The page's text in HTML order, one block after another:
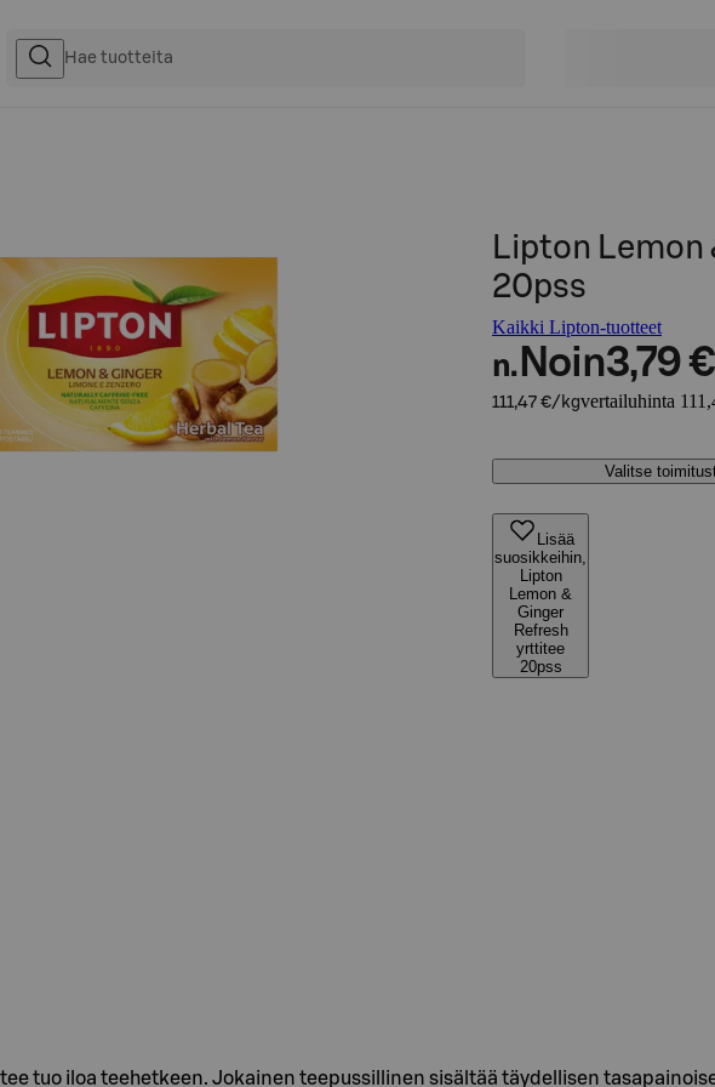
Lipton Lemon
20pss
Kaikki Lipton-tuotteet
n. Noin3,79 €
111,47 €/kgvertailuhinta
Valitse
Lisää
suosikkeihin,
Lipton
Lemon &
Ginger
Refresh
yrttitee
20pss
tuo iloa teehetkeen. Jokainen teepussillinen sisältää täydellisen